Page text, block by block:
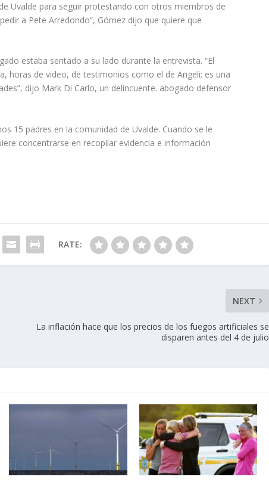
Uvalde para seguir protestando con otros miembros de
a Pete Arredondo”, Gómez dijo que quiere que
estaba sentado a su lado durante la entrevista. “El
horas de video, de testimonios como el de Angeli; es una
dijo Mark Di Carlo, un delincuente. abogado defensor
15 padres en la comunidad de Uvalde. Cuando se le
concentrarse en recopilar evidencia e información
RATE:
NEXT
La inflación hace que los precios de los fuegos artificiales se
disparen antes del 4 de julio